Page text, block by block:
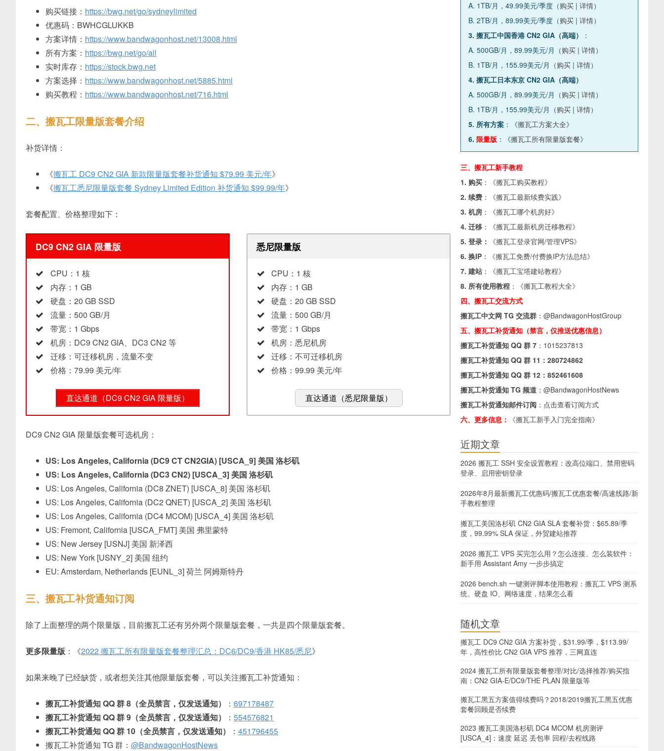
购买链接： https://bwg.net/go/sydneylimited
优惠码：BWHCGLUKKB
方案详情： https://www.bandwagonhost.net/13008.html
所有方案： https://bwg.net/go/all
实时库存： https://stock.bwg.net
方案选择： https://www.bandwagonhost.net/5885.html
购买教程： https://www.bandwagonhost.net/716.html
二、搬瓦工限量版套餐介绍
补货详情：
《搬瓦工 DC9 CN2 GIA 新款限量版套餐补货通知 $79.99 美元/年》
《搬瓦工悉尼限量版套餐 Sydney Limited Edition 补货通知 $99.99/年》
套餐配置、价格整理如下：
DC9 CN2 GIA 限量版
CPU：1 核
内存：1 GB
硬盘：20 GB SSD
流量：500 GB/月
带宽：1 Gbps
机房：DC9 CN2 GIA、DC3 CN2 等
迁移：可迁移机房，流量不变
价格：79.99 美元/年
直达通道（DC9 CN2 GIA 限量版）
悉尼限量版
CPU：1 核
内存：1 GB
硬盘：20 GB SSD
流量：500 GB/月
带宽：1 Gbps
机房：悉尼机房
迁移：不可迁移机房
价格：99.99 美元/年
直达通道（悉尼限量版）
DC9 CN2 GIA 限量版套餐可选机房：
US: Los Angeles, California (DC9 CT CN2GIA) [USCA_9] 美国 洛杉矶
US: Los Angeles, California (DC3 CN2) [USCA_3] 美国 洛杉矶
US: Los Angeles, California (DC8 ZNET) [USCA_8] 美国 洛杉矶
US: Los Angeles, California (DC2 QNET) [USCA_2] 美国 洛杉矶
US: Los Angeles, California (DC4 MCOM) [USCA_4] 美国 洛杉矶
US: Fremont, California [USCA_FMT] 美国 弗里蒙特
US: New Jersey [USNJ] 美国 新泽西
US: New York [USNY_2] 美国 纽约
EU: Amsterdam, Netherlands [EUNL_3] 荷兰 阿姆斯特丹
三、搬瓦工补货通知订阅
除了上面整理的两个限量版，目前搬瓦工还有另外两个限量版套餐，一共是四个限量版套餐。
更多限量版 ：《2022 搬瓦工所有限量版套餐整理汇总：DC6/DC9/香港 HK85/悉尼》
如果来晚了已经缺货，或者想关注其他限量版套餐，可以关注搬瓦工补货通知：
搬瓦工补货通知 QQ 群 8（全员禁言，仅发送通知） ： 697178487
搬瓦工补货通知 QQ 群 9（全员禁言，仅发送通知）
： 554576821
搬瓦工补货通知 QQ 群 10（全员禁言，仅发送通知）
： 451796455
搬瓦工补货通知 TG 群： @BandwagonHostNews
A. 1TB/月，49.99美元/季度（购买 | 详情）
B. 2TB/月，89.99美元/季度（购买 | 详情）
3. 搬瓦工中国香港 CN2 GIA（高端）
：
A. 500GB/月，89.99美元/月（购买 | 详情）
B. 1TB/月，155.99美元/月（购买 | 详情）
4. 搬瓦工日本东京 CN2 GIA（高端）
A. 500GB/月，89.99美元/月（购买 | 详情）
B. 1TB/月，155.99美元/月（购买 | 详情）
5. 所有方案 ：《搬瓦工方案大全》
6. 限量版 ：《搬瓦工所有限量版套餐》
三、搬瓦工新手教程
1. 购买 ：《搬瓦工购买教程》
2. 续费 ：《搬瓦工最新续费实践》
3. 机房 ：《搬瓦工哪个机房好》
4. 迁移 ：《搬瓦工最新机房迁移教程》
5. 登录：
《搬瓦工登录官网/管理VPS》
6. 换IP ：《搬瓦工免费/付费换IP方法总结》
7. 建站 ：《搬瓦工宝塔建站教程》
8. 所有使用教程 ：《搬瓦工教程大全》
四、搬瓦工交流方式
搬瓦工中文网 TG 交流群 ： @BandwagonHostGroup
五、搬瓦工补货通知（禁言，仅推送优惠信息）
搬瓦工补货通知 QQ 群 7 ： 1015237813
搬瓦工补货通知 QQ 群 11： 280724862
搬瓦工补货通知 QQ 群 12： 852461608
搬瓦工补货通知 TG 频道 ： @BandwagonHostNews
搬瓦工补货通知邮件订阅 ： 点击查看订阅方式
六、更多信息：
《搬瓦工新手入门完全指南》
近期文章
2026 搬瓦工 SSH 安全设置教程：改高位端口、禁用密码
登录、启用密钥登录
2026年8月最新搬瓦工优惠码/搬瓦工优惠套餐/高速线路/新
手教程整理
搬瓦工美国洛杉矶 CN2 GIA SLA 套餐补货：$65.89/季
度，99.99% SLA 保证，外贸建站推荐
2026 搬瓦工 VPS 买完怎么用？怎么连接、怎么装软件：
新手用 Assistant Amy 一步步搞定
2026 bench.sh 一键测评脚本使用教程：搬瓦工 VPS 测系
统、硬盘 IO、网络速度，结果怎么看
随机文章
搬瓦工 DC9 CN2 GIA 方案补货，$31.99/季，$113.99/
年，高性价比 CN2 GIA VPS 推荐，三网直连
2024 搬瓦工所有限量版套餐整理/对比/选择推荐/购买指
南：CN2 GIA-E/DC9/THE PLAN 限量版等
搬瓦工黑五方案值得续费吗？2018/2019搬瓦工黑五优惠
套餐回顾是否续费
2023 搬瓦工美国洛杉矶 DC4 MCOM 机房测评
[USCA_4]：速度 延迟 丢包率 回程/去程线路